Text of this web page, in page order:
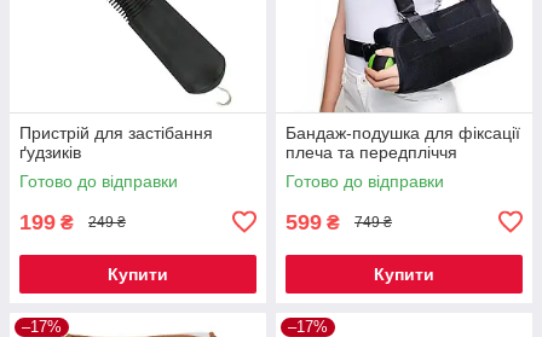
Пристрій для застібання
ґудзиків
Готово до відправки
199 ₴ 249 ₴
Купити
Бандаж-подушка для фіксації
плеча та передпліччя
Готово до відправки
599 ₴ 749 ₴
Купити
–17% –17%